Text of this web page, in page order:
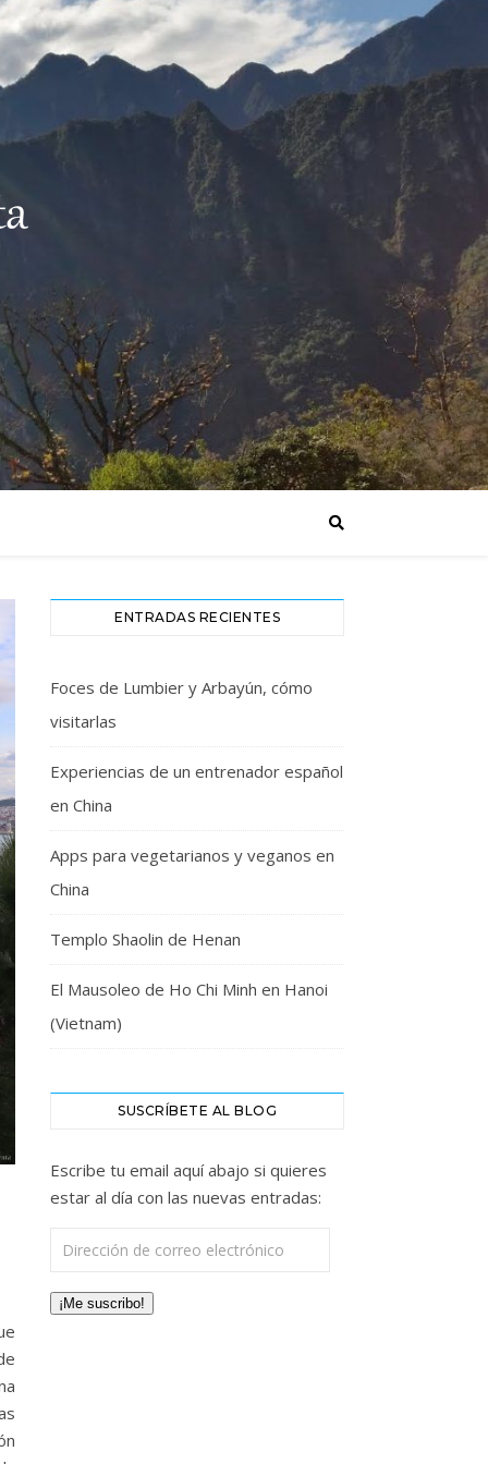
ENTRADAS RECIENTES
Foces de Lumbier y Arbayún, cómo
visitarlas
Experiencias de un entrenador español
en China
Apps para vegetarianos y veganos en
China
Templo Shaolin de Henan
El Mausoleo de Ho Chi Minh en Hanoi
(Vietnam)
SUSCRÍBETE AL BLOG
Escribe tu email aquí abajo si quieres
estar al día con las nuevas entradas:
Dirección de correo electrónico
¡Me suscribo!